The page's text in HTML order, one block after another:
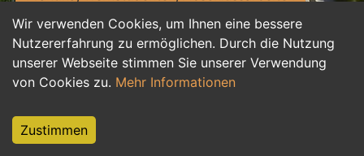
Wir verwenden Cookies, um Ihnen eine bessere
Nutzererfahrung zu ermöglichen. Durch die Nutzung
unserer Webseite stimmen Sie unserer Verwendung
von Cookies zu. Mehr Informationen
Zustimmen
Personalwesen Assistenz, Sekretariat
Hilfskräfte, Aushilfs- und Nebenjobs
Weiterbildung, Studium, duale Ausbildung